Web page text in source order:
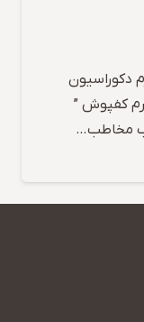
دکوراسیون
کفپوش ”